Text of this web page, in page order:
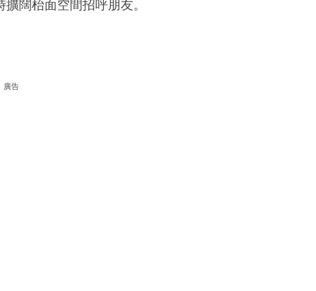
闊枱面空間招呼朋友。
廣告